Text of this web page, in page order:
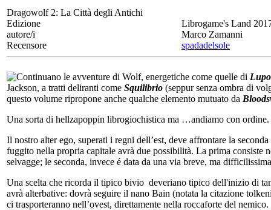
Dragowolf 2: La Città degli Antichi
Edizione
Librogame's Land
autore/i
Marco Zamanni
Recensore
spadadelsole
Continuano le avventure di Wolf, energetiche come quelle di
Jackson, a tratti deliranti come Squilibrio (seppur senza ombra di
questo volume ripropone anche qualche elemento mutuato da
Una sorta di hellzapoppin librogiochistica ma …andiamo con ordine.
Il nostro alter ego, superati i regni dell’est, deve affrontare la
fuggito nella propria capitale avrà due possibilità. La prima consiste
selvagge; le seconda, invece é data da una via breve, ma
Una scelta che ricorda il tipico bivio deveriano tipico dell'inizio di
avrà alterbative: dovrà seguire il nano Bain (notata la citazione
ci trasporteranno nell’ovest, direttamente nella roccaforte del nemico.